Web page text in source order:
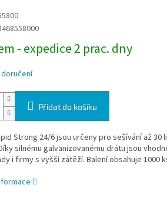
- expedice 2 prac. dny
Přidat do košíku
Strong 24/6 jsou určeny pro sešívání až 30
silnému galvanizovanému drátu jsou
i firmy s vyšší zátěží. Balení obsahuje 1000